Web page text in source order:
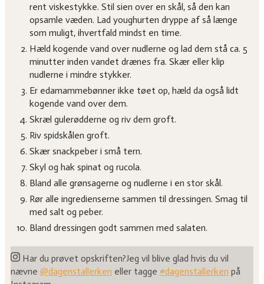
rent viskestykke. Stil sien over en skål, så den kan
opsamle væden. Lad youghurten dryppe af så længe
som muligt, ihvertfald mindst en time.
Hæld kogende vand over nudlerne og lad dem stå ca. 5
minutter inden vandet drænes fra. Skær eller klip
nudlerne i mindre stykker.
Er edamammebønner ikke tøet op, hæld da også lidt
kogende vand over dem.
Skræl gulerødderne og riv dem groft.
Riv spidskålen groft.
Skær snackpeber i små tern.
Skyl og hak spinat og rucola.
Bland alle grønsagerne og nudlerne i en stor skål.
Rør alle ingredienserne sammen til dressingen. Smag til
med salt og peber.
Bland dressingen godt sammen med salaten.
Har du prøvet opskriften?Jeg vil blive glad hvis du vil
nævne @dagenstallerken eller tagge #dagenstallerken på